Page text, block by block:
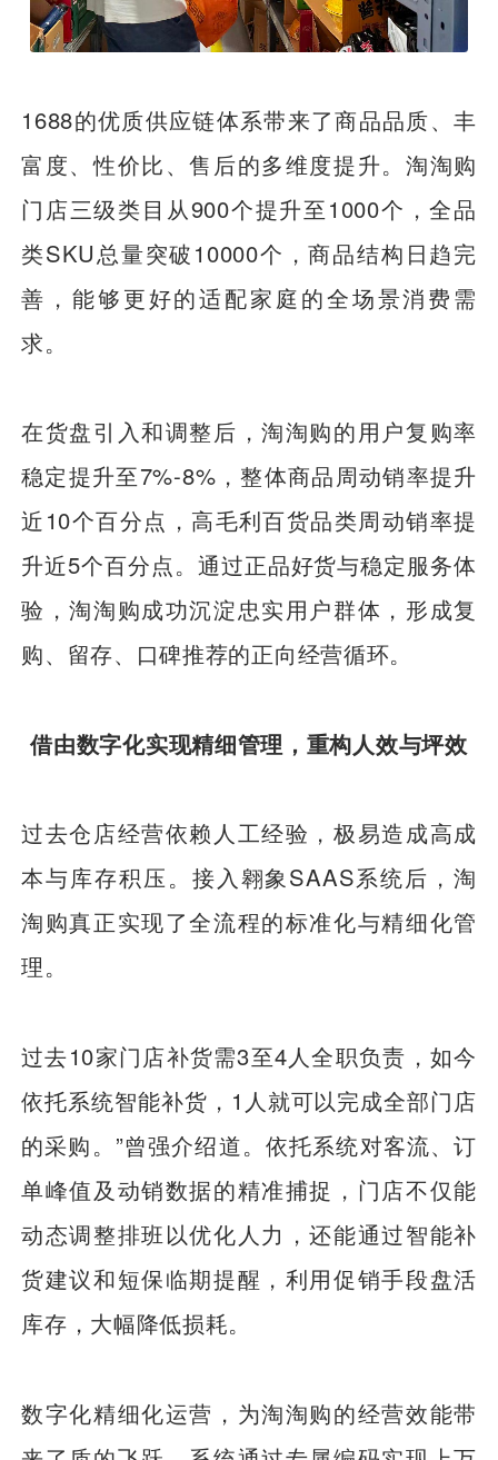
1688的优质供应链体系带来了商品品质、丰
富度、性价比、售后的多维度提升。淘淘购
门店三级类目从900个提升至1000个，全品
类SKU总量突破10000个，商品结构日趋完
善，能够更好的适配家庭的全场景消费需
求。
在货盘引入和调整后，淘淘购的用户复购率
稳定提升至7%-8%，整体商品周动销率提升
近10个百分点，高毛利百货品类周动销率提
升近5个百分点。通过正品好货与稳定服务体
验，淘淘购成功沉淀忠实用户群体，形成复
购、留存、口碑推荐的正向经营循环。
借由数字化实现精细管理，重构人效与坪效
过去仓店经营依赖人工经验，极易造成高成
本与库存积压。接入翱象SAAS系统后，淘
淘购真正实现了全流程的标准化与精细化管
理。
过去10家门店补货需3至4人全职负责，如今
依托系统智能补货，1人就可以完成全部门店
的采购。”曾强介绍道。依托系统对客流、订
单峰值及动销数据的精准捕捉，门店不仅能
动态调整排班以优化人力，还能通过智能补
货建议和短保临期提醒，利用促销手段盘活
库存，大幅降低损耗。
数字化精细化运营，为淘淘购的经营效能带